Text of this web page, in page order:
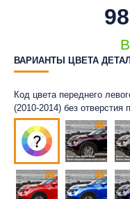
ВАРИАНТЫ ЦВЕТА
Код цвета переднего
(2010-2014) без отверстия